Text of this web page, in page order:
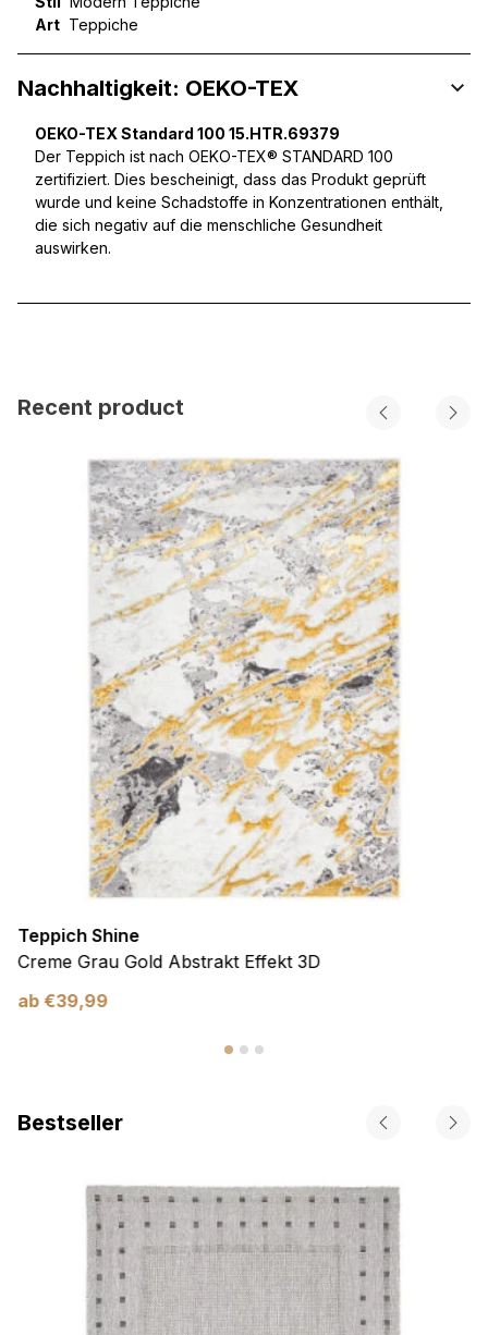
Art Teppiche
Nachhaltigkeit: OEKO-TEX
OEKO-TEX Standard 100 15.HTR.69379
Der Teppich ist nach OEKO-TEX® STANDARD 100
zertifiziert. Dies bescheinigt, dass das Produkt geprüft
wurde und keine Schadstoffe in Konzentrationen enthält,
die sich negativ auf die menschliche Gesundheit
auswirken.
Recent product
Teppich Shine
Creme Grau Gold Abstrakt Effekt 3D
ab €39,99
Bestseller